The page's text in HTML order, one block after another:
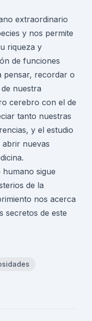
extraordinario
y nos permite
riqueza y
de funciones
pensar, recordar o
nuestra
cerebro con el de
tanto nuestras
y el estudio
nuevas
sigue
de la
nos acerca
secretos de este